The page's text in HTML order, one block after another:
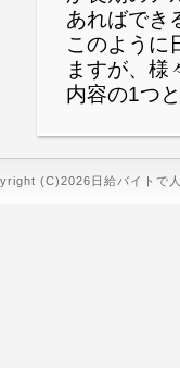
あればでき
このように
ますが、様
内容の1つ
(C)2026日給バイトで